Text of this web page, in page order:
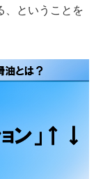
、ということを